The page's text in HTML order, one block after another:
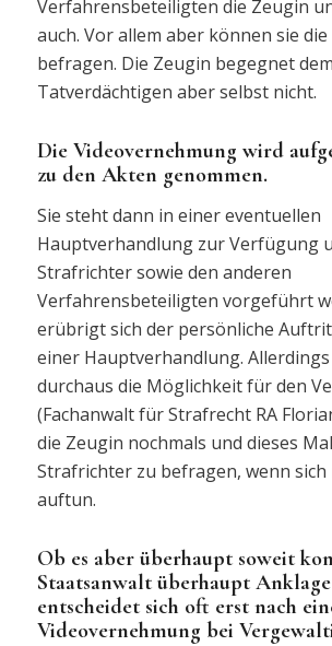
Verfahrensbeteiligten die Zeugin
auch. Vor allem aber können sie
befragen. Die Zeugin begegnet dem
Tatverdächtigen aber selbst nicht.
Die Videovernehmung wird
zu den Akten genommen.
Sie steht dann in einer eventuellen
Hauptverhandlung zur Verfügung
Strafrichter sowie den anderen
Verfahrensbeteiligten vorgeführt
erübrigt sich der persönliche
einer Hauptverhandlung.
durchaus die Möglichkeit für den
(Fachanwalt für Strafrecht RA
die Zeugin nochmals und dieses
Strafrichter zu befragen, wenn sich
auftun.
Ob es aber überhaupt soweit
Staatsanwalt überhaupt
entscheidet sich oft erst nach
Videovernehmung bei